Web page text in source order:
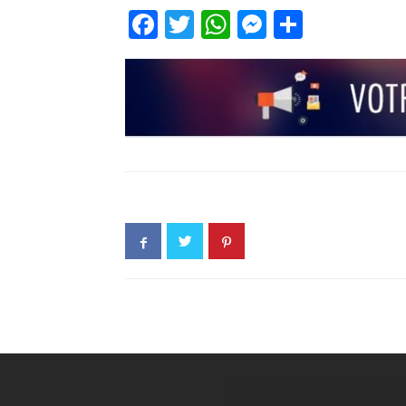
Facebook
TwitterWhatsApp